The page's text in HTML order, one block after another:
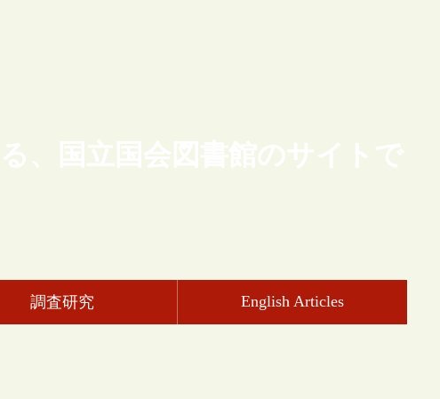
、国立国会図書館のサイトで
調査研究 English Articles